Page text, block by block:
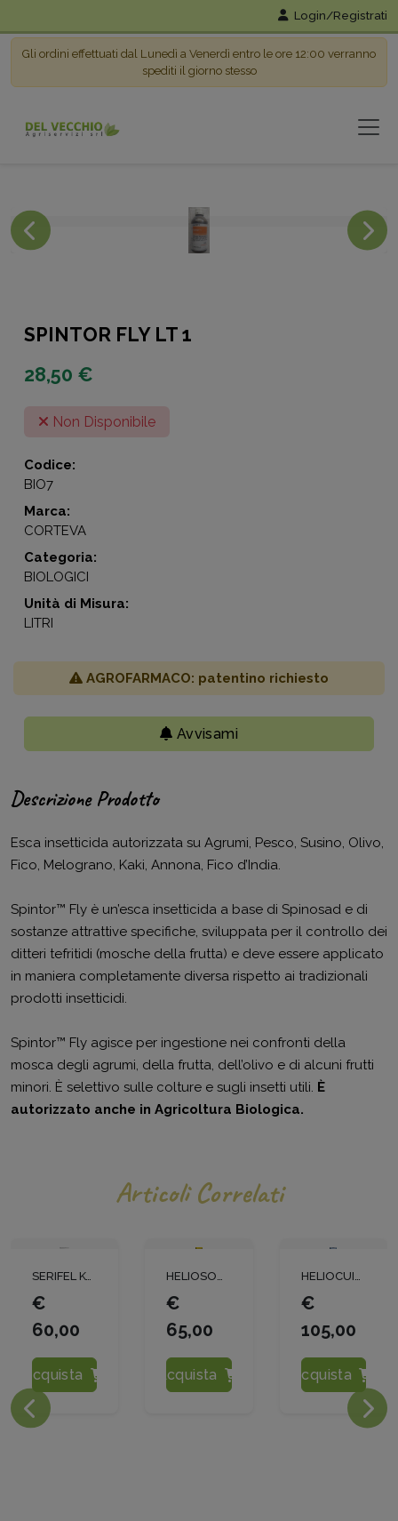
Login/Registrati
Gli ordini effettuati dal Lunedì a Venerdì entro le ore 12:00 verranno
spediti il giorno stesso
SPINTOR FLY LT 1
28,50 €
Non Disponibile
Codice:
BIO7
Marca:
CORTEVA
Categoria:
BIOLOGICI
Unità di Misura:
LITRI
AGROFARMACO: patentino richiesto
Avvisami
Descrizione Prodotto
Esca insetticida autorizzata su Agrumi, Pesco, Susino, Olivo,
Fico, Melograno, Kaki, Annona, Fico d’India.
Spintor™ Fly è un’esca insetticida a base di Spinosad e di
sostanze attrattive specifiche, sviluppata per il controllo dei
ditteri tefritidi (mosche della frutta) e deve essere applicato
in maniera completamente diversa rispetto ai tradizionali
prodotti insetticidi.
Spintor™ Fly agisce per ingestione nei confronti della
mosca degli agrumi, della frutta, dell’olivo e di alcuni frutti
minori. È selettivo sulle colture e sugli insetti utili. È
autorizzato anche in Agricoltura Biologica.
Articoli Correlati
SERIFEL KG 0.5
€
60,00
Acquista
HELIOSOUFRE S LT 10
€
65,00
Acquista
HELIOCUIVRE LT 5
€
105,00
Acquista